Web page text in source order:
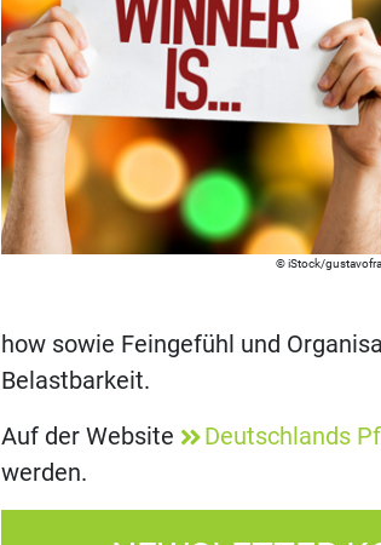
iStock/
how sowie Feingefühl und
Belastbarkeit.
Auf der Website
Deutschlands
werden.